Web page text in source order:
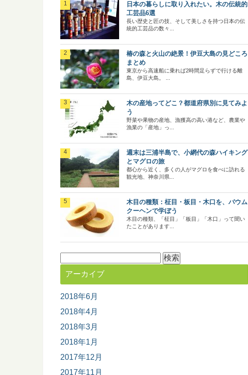
日本の暮らしに取り入れたい。木の伝統的
工芸品6選
長い歴史と匠の技、そして美しさを持つ日本の伝
統的工芸品の数々...
椿の森と火山の絶景！伊豆大島の見どころ
まとめ
東京から高速船に乗れば2時間足らずで行ける離
島、伊豆大島。 ...
木の産地ってどこ？都道府県別に見てみよ
う
野菜や果物の産地、漁獲高の高い港など、農業や
漁業の「産地」っ...
週末は三浦半島で、小網代の森ハイキング
とマグロの旅
都心から近く、多くの人がマグロを食べに訪れる
観光地、神奈川県...
木目の種類：柾目・板目・木口を、バウム
クーヘンで学ぼう
木目の種類、「柾目」「板目」「木口」って聞い
たことがあります...
索:
アーカイブ
2018年6月
2018年4月
2018年3月
2018年1月
2017年12月
2017年11月